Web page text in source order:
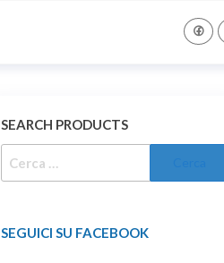
SEARCH PRODUCTS
SEGUICI SU FACEBOOK